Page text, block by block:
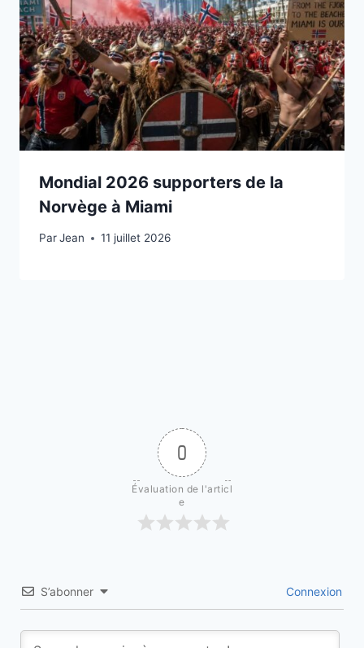
Mondial 2026 supporters de la
Norvège à Miami
ParJean
11 juillet 202611 juillet 2026
0
Évaluation de l'articl
e
S’abonner Connexion